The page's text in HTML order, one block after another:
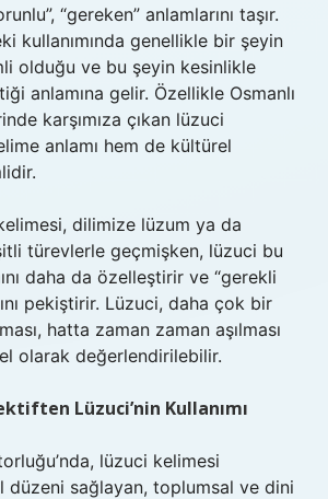
“gereken” anlamlarını taşır.
kullanımında genellikle bir şeyin
olduğu ve bu şeyin kesinlikle
anlamına gelir. Özellikle Osmanlı
karşımıza çıkan lüzuci
anlamı hem de kültürel
dilimize lüzum ya da
türevlerle geçmişken, lüzuci bu
daha da özelleştirir ve “gerekli
pekiştirir. Lüzuci, daha çok bir
hatta zaman zaman aşılması
olarak değerlendirilebilir.
Lüzuci’nin Kullanımı
lüzuci kelimesi
düzeni sağlayan, toplumsal ve dini